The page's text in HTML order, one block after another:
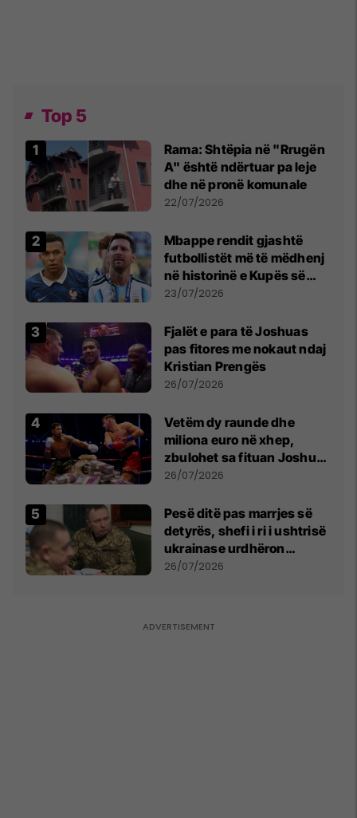
Top 5
Rama: Shtëpia në "Rrugën
A" është ndërtuar pa leje
dhe në pronë komunale
22/07/2026
Mbappe rendit gjashtë
futbollistët më të mëdhenj
në historinë e Kupës së
Botës, Messi mbetet i dyti
23/07/2026
Fjalët e para të Joshuas
pas fitores me nokaut ndaj
Kristian Prengës
26/07/2026
Vetëm dy raunde dhe
miliona euro në xhep,
zbulohet sa fituan Joshua
e Prenga
26/07/2026
Pesë ditë pas marrjes së
detyrës, shefi i ri i ushtrisë
ukrainase urdhëron
kontroll të madh
26/07/2026